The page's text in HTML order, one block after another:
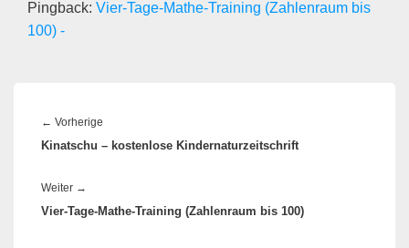
Pingback: Vier-Tage-Mathe-Training (Zahlenraum bis
100) -
← Vorherige
Beitrag:
Kinatschu – kostenlose Kindernaturzeitschrift
Weiter →
Beitrag:
Vier-Tage-Mathe-Training (Zahlenraum bis 100)